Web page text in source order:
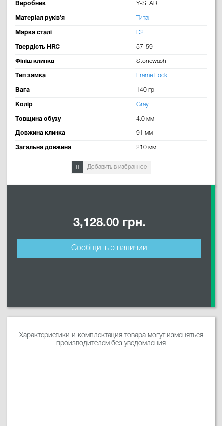
Виробник Y-START
Матеріал руків'я Титан
Марка сталі D2
Твердість HRC 57-59
Фініш клинка Stonewash
Тип замка Frame Lock
Вага 140 гр
Колір Gray
Товщина обуху 4.0 мм
Довжина клинка 91 мм
Загальна довжина 210 мм
Добавить в избранное
3,128.00 грн.
Сообщить о наличии
Характеристики и комплектация товара могут изменяться
производителем без уведомления